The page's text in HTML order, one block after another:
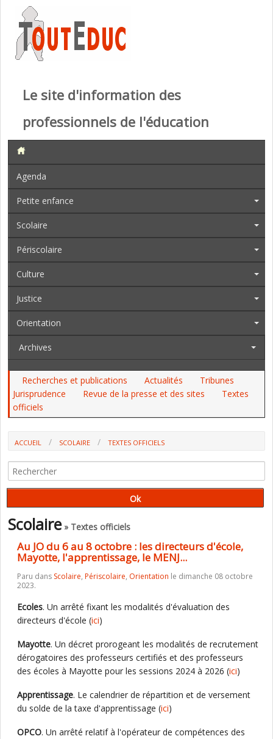
Le site d'information des
professionnels de l'éducation
Agenda
Petite enfance
Scolaire
Périscolaire
Culture
Justice
Orientation
Archives
Recherches et publications Actualités
Tribunes
Jurisprudence
Revue de la presse et des sites
Textes
officiels
ACCUEIL SCOLAIRE
TEXTES OFFICIELS
L'APPRENTISSAGE, LE MENJ...
Scolaire» Textes officiels
Au JO du 6 au 8 octobre : les directeurs d'école,
Mayotte, l'apprentissage, le MENJ...
Paru dans Scolaire, Périscolaire, Orientation le dimanche 08 octobre
2023.
Ecoles. Un arrêté fixant les modalités d'évaluation des
directeurs d'école (ici)
Mayotte. Un décret prorogeant les modalités de recrutement
dérogatoires des professeurs certifiés et des professeurs
des écoles à Mayotte pour les sessions 2024 à 2026 (ici)
Apprentissage. Le calendrier de répartition et de versement
du solde de la taxe d'apprentissage (ici)
OPCO. Un arrêté relatif à l'opérateur de compétences des